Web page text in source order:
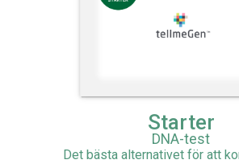
Starter
DNA-test
Det bästa alternativet för att